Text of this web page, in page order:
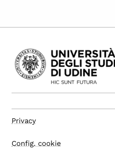
Privacy
Config. cookie